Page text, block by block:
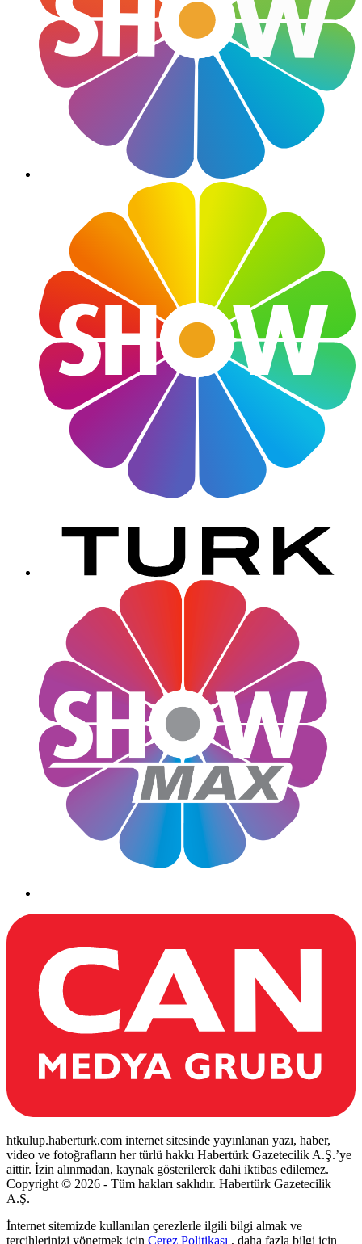
htkulup.haberturk.com internet sitesinde yayınlanan yazı, haber,
video ve fotoğrafların her türlü hakkı Habertürk Gazetecilik A.Ş.’ye
aittir. İzin alınmadan, kaynak gösterilerek dahi iktibas edilemez.
Copyright © 2026 - Tüm hakları saklıdır. Habertürk Gazetecilik
A.Ş.
İnternet sitemizde kullanılan çerezlerle ilgili bilgi almak ve
tercihlerinizi yönetmek için Çerez Politikası , daha fazla bilgi için